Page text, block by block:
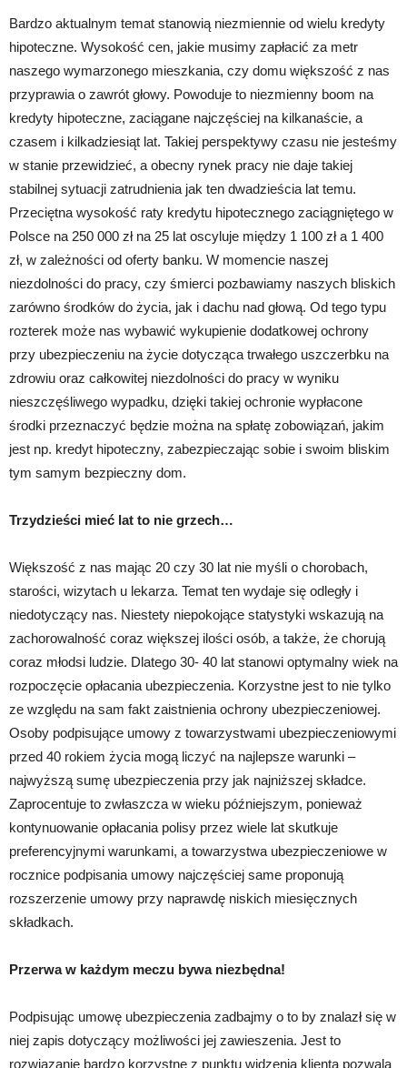
Bardzo aktualnym temat stanowią niezmiennie od wielu kredyty
hipoteczne. Wysokość cen, jakie musimy zapłacić za metr
naszego wymarzonego mieszkania, czy domu większość z nas
przyprawia o zawrót głowy. Powoduje to niezmienny boom na
kredyty hipoteczne, zaciągane najczęściej na kilkanaście, a
czasem i kilkadziesiąt lat. Takiej perspektywy czasu nie jesteśmy
w stanie przewidzieć, a obecny rynek pracy nie daje takiej
stabilnej sytuacji zatrudnienia jak ten dwadzieścia lat temu.
Przeciętna wysokość raty kredytu hipotecznego zaciągniętego w
Polsce na 250 000 zł na 25 lat oscyluje między 1 100 zł a 1 400
zł, w zależności od oferty banku. W momencie naszej
niezdolności do pracy, czy śmierci pozbawiamy naszych bliskich
zarówno środków do życia, jak i dachu nad głową. Od tego typu
rozterek może nas wybawić wykupienie dodatkowej ochrony
przy ubezpieczeniu na życie dotycząca trwałego uszczerbku na
zdrowiu oraz całkowitej niezdolności do pracy w wyniku
nieszczęśliwego wypadku, dzięki takiej ochronie wypłacone
środki przeznaczyć będzie można na spłatę zobowiązań, jakim
jest np. kredyt hipoteczny, zabezpieczając sobie i swoim bliskim
tym samym bezpieczny dom.
Trzydzieści mieć lat to nie grzech…
Większość z nas mając 20 czy 30 lat nie myśli o chorobach,
starości, wizytach u lekarza. Temat ten wydaje się odległy i
niedotyczący nas. Niestety niepokojące statystyki wskazują na
zachorowalność coraz większej ilości osób, a także, że chorują
coraz młodsi ludzie. Dlatego 30- 40 lat stanowi optymalny wiek na
rozpoczęcie opłacania ubezpieczenia. Korzystne jest to nie tylko
ze względu na sam fakt zaistnienia ochrony ubezpieczeniowej.
Osoby podpisujące umowy z towarzystwami ubezpieczeniowymi
przed 40 rokiem życia mogą liczyć na najlepsze warunki –
najwyższą sumę ubezpieczenia przy jak najniższej składce.
Zaprocentuje to zwłaszcza w wieku późniejszym, ponieważ
kontynuowanie opłacania polisy przez wiele lat skutkuje
preferencyjnymi warunkami, a towarzystwa ubezpieczeniowe w
rocznice podpisania umowy najczęściej same proponują
rozszerzenie umowy przy naprawdę niskich miesięcznych
składkach.
Przerwa w każdym meczu bywa niezbędna!
Podpisując umowę ubezpieczenia zadbajmy o to by znalazł się w
niej zapis dotyczący możliwości jej zawieszenia. Jest to
rozwiązanie bardzo korzystne z punktu widzenia klienta pozwala